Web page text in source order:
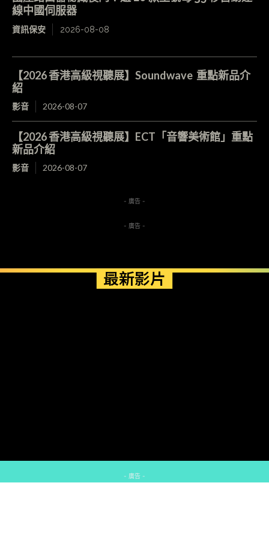
線中國伺服器
資訊保安 2026-08-08
【2026 香港高級視聽展】Soundwave 重點新品介
紹
影音 2026-08-07
【2026 香港高級視聽展】ECT「音響美術館」重點
新品介紹
影音 2026-08-07
- 廣告 -
- 廣告 -
最新影片
- 廣告 -